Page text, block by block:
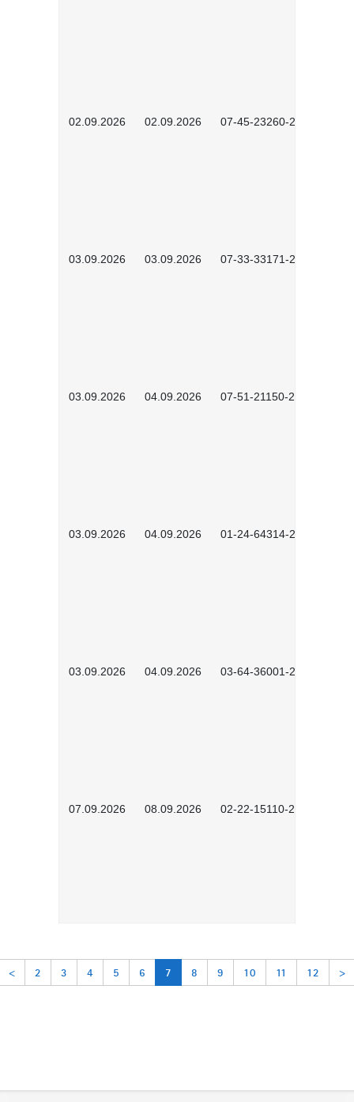
02.09.2026 02.09.2026 07-45-23260-2601
03.09.2026 03.09.2026 07-33-33171-2601
03.09.2026 04.09.2026 07-51-21150-2605
03.09.2026 04.09.2026 01-24-64314-2601
03.09.2026 04.09.2026 03-64-36001-2602
07.09.2026 08.09.2026 02-22-15110-2502
< 2 3 4 5 6 7 8 9 10 11 12 >